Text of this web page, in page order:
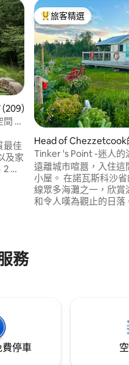
則評價中獲得 4.87 的平均評分
(209)
間 +
最佳
及家
個
空
旅客精選榜首
旅客精選
Head of Chezzetcook
Tinker 's Point -迷人的
遠離城市喧囂，入住這
小屋。 在諾瓦斯科沙
線眾多海灘之一，欣賞
和令人嘆為觀止的日
務
停車